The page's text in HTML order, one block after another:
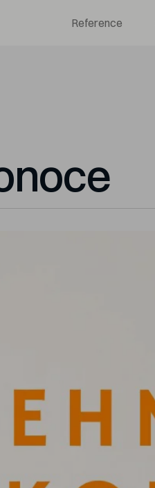
Reference